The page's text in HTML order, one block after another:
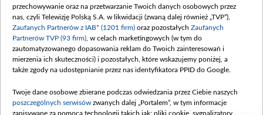
przechowywanie oraz na przetwarzanie Twoich danych osobowych przez
nas, czyli Telewizję Polską S.A. w likwidacji (zwaną dalej również „TVP”),
Zaufanych Partnerów z IAB* (1201 firm) oraz pozostałych Zaufanych
Partnerów TVP (93 firm) , w celach marketingowych (w tym do
zautomatyzowanego dopasowania reklam do Twoich zainteresowań i
mierzenia ich skuteczności) i pozostałych, które wskazujemy poniżej, a
także zgody na udostępnianie przez nas identyfikatora PPID do Google.
Twoje dane osobowe zbierane podczas odwiedzania przez Ciebie naszych
poszczególnych serwisów zwanych dalej „Portalem”, w tym informacje
zapisywane za pomocą technologii takich jak: pliki cookie, sygnalizatory